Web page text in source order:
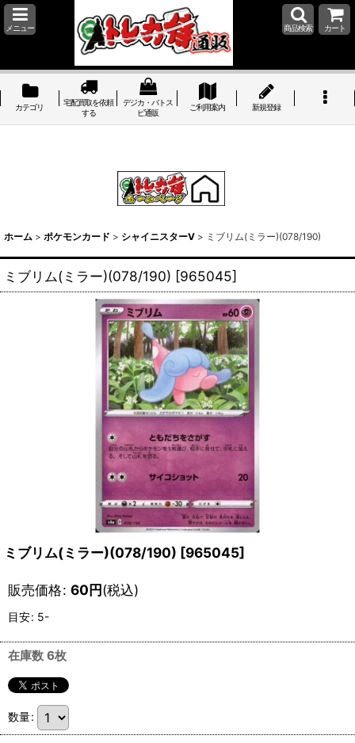
メニュー 商品検索 カート
カテゴリ
宅配買取を依頼
する
デジカ・バトス
ピ通販
ご利用案内 新規登録
ホーム > ポケモンカード > シャイニスターV > ミブリム(ミラー)(078/190)
ミブリム(ミラー)(078/190) [965045]
ミブリム(ミラー)(078/190) [965045]
販売価格: 60円(税込)
目安: 5-
在庫数 6枚
数量: